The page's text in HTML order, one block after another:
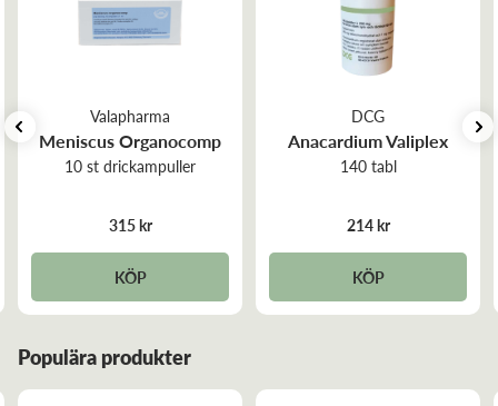
Dosering:
Doseras enligt rekommendation från homeopat eller
Valapharma
Meniscus Organocomp
10 st drickampuller
315 kr
KÖP
DCG
Anacardium Valiplex
140 tabl
214 kr
KÖP
Populära produkter